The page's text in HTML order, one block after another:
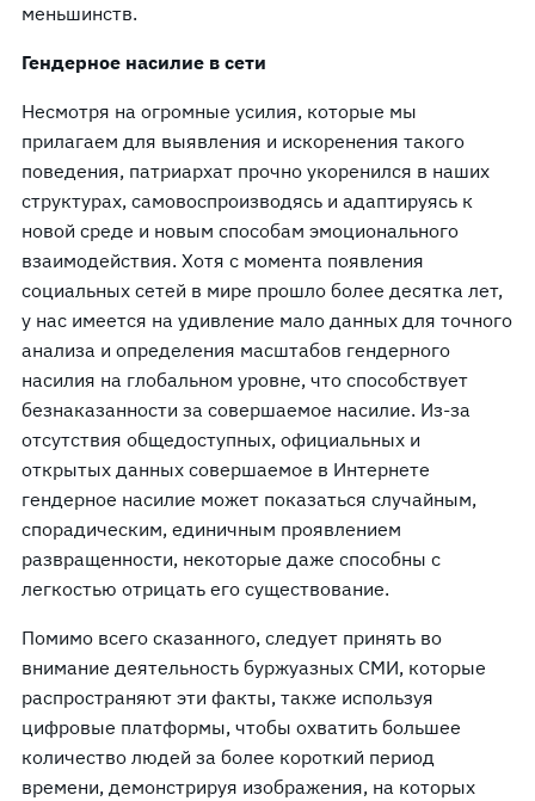
меньшинств.
Гендерное насилие в сети
Несмотря на огромные усилия, которые мы
прилагаем для выявления и искоренения такого
поведения, патриархат прочно укоренился в наших
структурах, самовоспроизводясь и адаптируясь к
новой среде и новым способам эмоционального
взаимодействия. Хотя с момента появления
социальных сетей в мире прошло более десятка лет,
у нас имеется на удивление мало данных для точного
анализа и определения масштабов гендерного
насилия на глобальном уровне, что способствует
безнаказанности за совершаемое насилие. Из-за
отсутствия общедоступных, официальных и
открытых данных совершаемое в Интернете
гендерное насилие может показаться случайным,
спорадическим, единичным проявлением
развращенности, некоторые даже способны с
легкостью отрицать его существование.
Помимо всего сказанного, следует принять во
внимание деятельность буржуазных СМИ, которые
распространяют эти факты, также используя
цифровые платформы, чтобы охватить большее
количество людей за более короткий период
времени, демонстрируя изображения, на которых